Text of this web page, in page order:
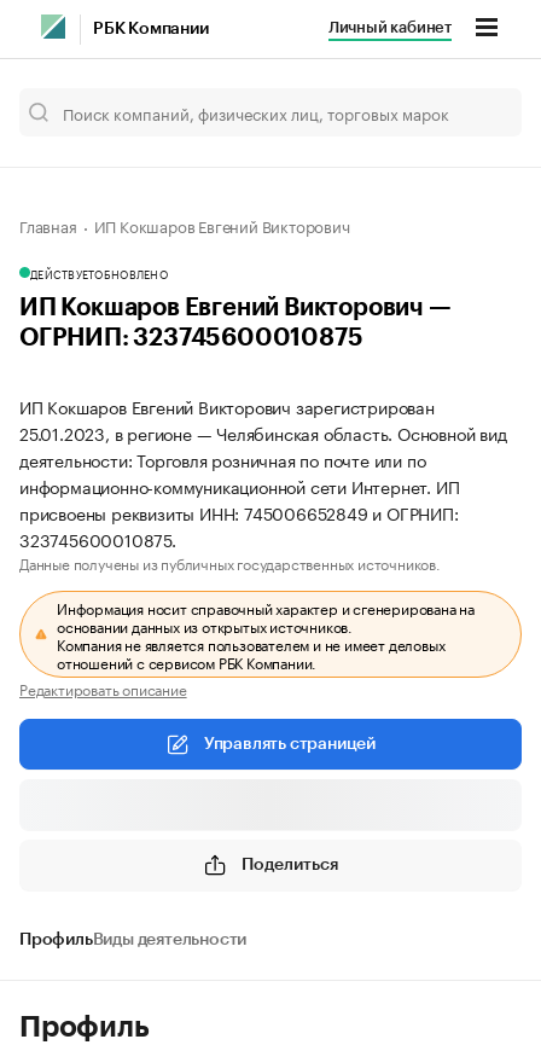
РБК Компании Личный кабинет
Главная ИП Кокшаров Евгений Викторович
ДЕЙСТВУЕТОБНОВЛЕНО
ИП Кокшаров Евгений Викторович —
ОГРНИП: 323745600010875
ИП Кокшаров Евгений Викторович зарегистрирован
25.01.2023, в регионе — Челябинская область. Основной вид
деятельности: Торговля розничная по почте или по
информационно-коммуникационной сети Интернет. ИП
присвоены реквизиты ИНН: 745006652849 и ОГРНИП:
323745600010875.
Данные получены из публичных государственных источников.
Информация носит справочный характер и сгенерирована на
основании данных из открытых источников.
Компания не является пользователем и не имеет деловых
отношений с сервисом РБК Компании.
Редактировать описание
Управлять страницей
Поделиться
ПрофильВиды деятельности
Профиль